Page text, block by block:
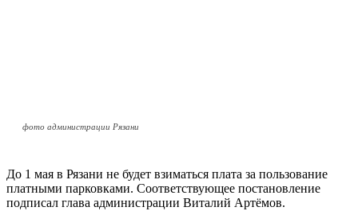
фото администрации Рязани
До 1 мая в Рязани не будет взиматься плата за пользование
платными парковками. Соответствующее постановление
подписал глава администрации Виталий Артёмов.